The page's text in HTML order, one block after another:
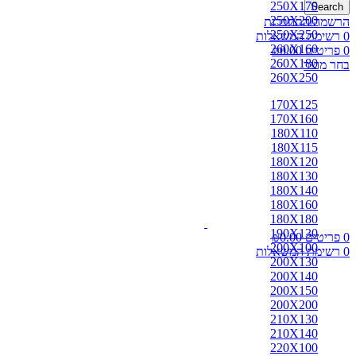
Search
הרשמה/התחברות
0 רשימת המשאלות
0 פריטים ₪0.00
בחר מוצר
0 פריטים ₪0.00
0 רשימת המשאלות
250X170
250X200
250X250
260X160
260X180
260X250
170X125
170X160
180X110
180X115
180X120
180X130
180X140
180X160
180X180
190X130
200X100
200X130
200X140
200X150
200X200
210X130
210X140
220X100